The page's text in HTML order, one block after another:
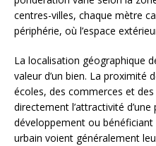
centres-villes, chaque mètre
périphérie, où l’espace
La localisation géographique
valeur d’un bien. La proximité
écoles, des commerces et
directement l’attractivité
développement ou
urbain voient généralement